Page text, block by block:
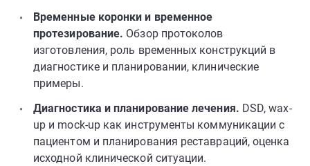
Временные коронки и временное
протезирование. Обзор протоколов
изготовления, роль временных конструкций в
диагностике и планировании, клинические
примеры.
Диагностика и планирование лечения. DSD, wax-
up и mock-up как инструменты коммуникации с
пациентом и планирования реставраций, оценка
исходной клинической ситуации.